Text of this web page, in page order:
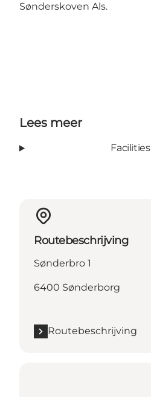
Sønderskoven Als.
Lees meer
Facilities
Routebeschrijving
Sønderbro 1
6400 Sønderborg
Routebeschrijving